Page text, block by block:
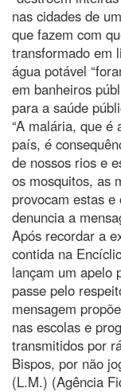
nas cidades de
que fazem com
transformado em
água potável
em banheiros
para a saúde
“A malária, que é
país, é
de nossos rios e
os mosquitos, as
provocam estas
denuncia a
Após recordar a
contida na
lançam um apelo
passe pelo
mensagem
nas escolas e
transmitidos por
Bispos, por não
(L.M.) (Agência